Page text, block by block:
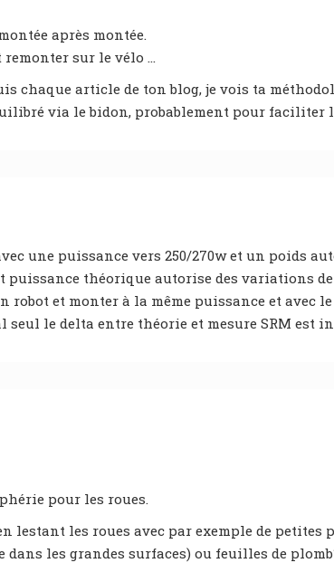
après montée.
remonter sur le vélo …
chaque article de ton blog, je vois ta
via le bidon, probablement pour
une puissance vers 250/270w et un poids
théorique autorise des variations
robot et monter à la même puissance et avec
le delta entre théorie et mesure SRM est
pour les roues.
lestant les roues avec par exemple de
les grandes surfaces) ou feuilles de